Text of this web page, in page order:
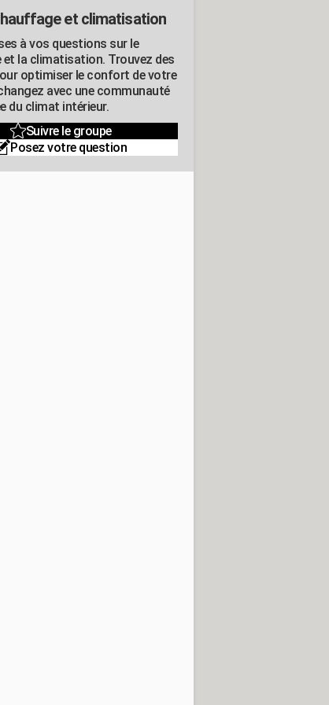
et climatisation
à vos questions sur le
la climatisation. Trouvez des
optimiser le confort de votre
avec une communauté
du climat intérieur.
Suivre le groupe
Posez votre question